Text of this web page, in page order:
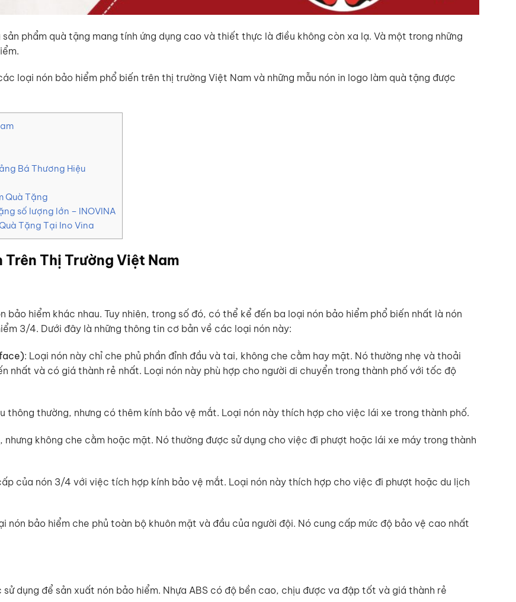
phẩm quà tặng mang tính ứng dụng cao và thiết thực là điều không còn xa lạ. Và một trong những
loại nón bảo hiểm phổ biến trên thị trường Việt Nam và những mẫu nón in logo làm quà tặng được
Bá Thương Hiệu
Quà Tặng
số lượng lớn – INOVINA
Tặng Tại Ino Vina
Trên Thị Trường Việt Nam
hiểm khác nhau. Tuy nhiên, trong số đó, có thể kể đến ba loại nón bảo hiểm phổ biến nhất là nón
3/4. Dưới đây là những thông tin cơ bản về các loại nón này:
: Loại nón này chỉ che phủ phần đỉnh đầu và tai, không che cằm hay mặt. Nó thường nhẹ và thoải
nhất và có giá thành rẻ nhất. Loại nón này phù hợp cho người di chuyển trong thành phố với tốc độ
thông thường, nhưng có thêm kính bảo vệ mắt. Loại nón này thích hợp cho việc lái xe trong thành phố.
nhưng không che cằm hoặc mặt. Nó thường được sử dụng cho việc đi phượt hoặc lái xe máy trong thành
của nón 3/4 với việc tích hợp kính bảo vệ mắt. Loại nón này thích hợp cho việc đi phượt hoặc du lịch
nón bảo hiểm che phủ toàn bộ khuôn mặt và đầu của người đội. Nó cung cấp mức độ bảo vệ cao nhất
dụng để sản xuất nón bảo hiểm. Nhựa ABS có độ bền cao, chịu được va đập tốt và giá thành rẻ